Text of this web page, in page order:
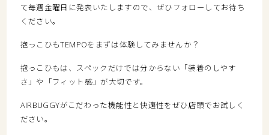
て毎週金曜日に発表いたしますので、ぜひフォローしてお待ち
ください。
抱っこひもTEMPOをまずは体験してみませんか？
抱っこひもは、スペックだけでは分からない「装着のしやす
さ」や「フィット感」が大切です。
AIRBUGGYがこだわった機能性と快適性をぜひ店頭でお試しく
ださい。